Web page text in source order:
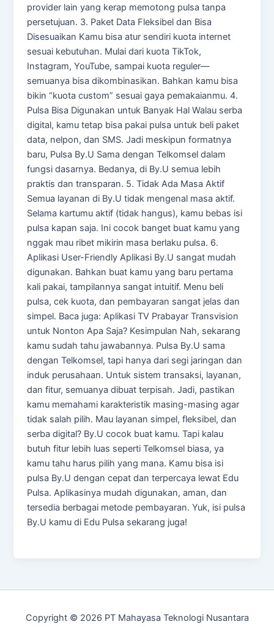
provider lain yang kerap memotong pulsa tanpa
persetujuan. 3. Paket Data Fleksibel dan Bisa
Disesuaikan Kamu bisa atur sendiri kuota internet
sesuai kebutuhan. Mulai dari kuota TikTok,
Instagram, YouTube, sampai kuota reguler—
semuanya bisa dikombinasikan. Bahkan kamu bisa
bikin “kuota custom” sesuai gaya pemakaianmu. 4.
Pulsa Bisa Digunakan untuk Banyak Hal Walau serba
digital, kamu tetap bisa pakai pulsa untuk beli paket
data, nelpon, dan SMS. Jadi meskipun formatnya
baru, Pulsa By.U Sama dengan Telkomsel dalam
fungsi dasarnya. Bedanya, di By.U semua lebih
praktis dan transparan. 5. Tidak Ada Masa Aktif
Semua layanan di By.U tidak mengenal masa aktif.
Selama kartumu aktif (tidak hangus), kamu bebas isi
pulsa kapan saja. Ini cocok banget buat kamu yang
nggak mau ribet mikirin masa berlaku pulsa. 6.
Aplikasi User-Friendly Aplikasi By.U sangat mudah
digunakan. Bahkan buat kamu yang baru pertama
kali pakai, tampilannya sangat intuitif. Menu beli
pulsa, cek kuota, dan pembayaran sangat jelas dan
simpel. Baca juga: Aplikasi TV Prabayar Transvision
untuk Nonton Apa Saja? Kesimpulan Nah, sekarang
kamu sudah tahu jawabannya. Pulsa By.U sama
dengan Telkomsel, tapi hanya dari segi jaringan dan
induk perusahaan. Untuk sistem transaksi, layanan,
dan fitur, semuanya dibuat terpisah. Jadi, pastikan
kamu memahami karakteristik masing-masing agar
tidak salah pilih. Mau layanan simpel, fleksibel, dan
serba digital? By.U cocok buat kamu. Tapi kalau
butuh fitur lebih luas seperti Telkomsel biasa, ya
kamu tahu harus pilih yang mana. Kamu bisa isi
pulsa By.U dengan cepat dan terpercaya lewat Edu
Pulsa. Aplikasinya mudah digunakan, aman, dan
tersedia berbagai metode pembayaran. Yuk, isi pulsa
By.U kamu di Edu Pulsa sekarang juga!
Copyright © 2026 PT Mahayasa Teknologi Nusantara